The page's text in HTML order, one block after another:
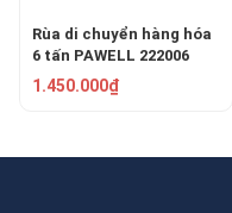
Rùa di chuyển hàng hóa
6 tấn PAWELL 222006
1.450.000₫